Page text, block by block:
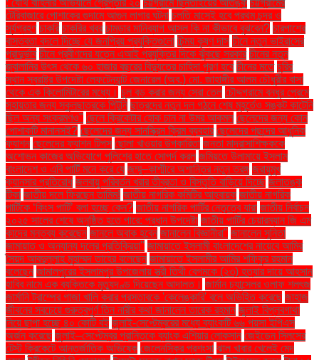
টেরিবাজারে পোশাকের গুদামে আগুন লাগার ঘটনা চলতি মাসেই হবে প্রথম চন্দ্র ও
সূর্যগ্রহণ চাকরি চাকরির খবর চামড়ার মানিব্যাগ আসল কি না কীভাবে বুঝবেন? চারপাশের
বাস্তবতা বদলে দিচ্ছে যে জনপ্রিয় প্রযুক্তিগুলো চিন্ময় কৃষ্ণ দাস চীনে নতুন ভাইরাসের
প্রাদুর্ভাব চীনে প্রবীণদের যত্নে এআই প্রযুক্তির দিকে ঝুঁকছে সরকার চীনের নতুন
জ্বালানির উৎস থেকে ৬০ হাজার বছরের বিদ্যুতের চাহিদা পূরণ হবে চীনের মতে চুরির
স্থান স্বরাষ্ট্র উপদেষ্টা লেফটেন্যান্ট জেনারেল (অব.) মো. জাহাঙ্গীর আলম চৌধুরীর বাসা
থেকে এক কিলোমিটারের মধ্যে। চুল বড় করার জন্য সেরা তেল চৌদ্দগ্রামে বন্ধুর প্রেমে
সহায়তার জন্য স্কুলছাত্রকে পিটুনি ছাত্রদের নতুন দল গঠনে শেষ মুহূর্তেও সঙ্কট কাটেনি
ছিল অন্য সংক্রমণও" ছেলে ক্রিকেটার হোক চান না উমর আকমল ছেলেদের জন্য কোন
পোশাকটি মানানসই? ছেলেদের জন্য সানস্ক্রিন ক্রিম ব্যবহার ছেলেদের পছন্দের আধুনিক
ফ্যাশন ছেলেদের ফ্যাশন টিপস ছোলা খাওয়ার উপকারিতা জনতা মাদ্রাসাশিক্ষককে
অশোভন কাজের অভিযোগে পুলিশের হাতে সোপর্দ করল জমিয়তে উলামায়ে ইসলাম
বাংলাদেশ ও এবি পার্টি মনে করে যে জম্মু–কাশ্মীরে অশান্তির নতুন তরঙ্গ জরায়ুমুখ
ক্যানসার প্রতিরোধ জলবায়ু পরিবর্তন খরার তীব্রতা ও বিস্তৃতি বাড়িয়ে দিচ্ছে জলাতঙ্ক
টিকা জাতীয় দলে ফিরছেন তামিম! জাতীয় নাগরিক কমিটির আহ্বায়ক জাতীয় নাগরিক
পার্টিকে ‘কিংস পার্টি’ বলা হচ্ছে কেন? জাতীয় নাগরিক পার্টির নেতৃত্বে যারা জাতীয় নির্বাচন
২০২৫ সালের শেষে অনুষ্ঠিত হতে পারে: প্রধান উপদেষ্টা জাতীয় পার্টির চেয়ারম্যান জি এম
কাদের মন্তব্য করেছেন জানলে অবাক হবেন জানালেন বিজ্ঞানীরা" জানালেন সুনিতা
জামায়াত ও অন্যান্য দলের প্রতিক্রিয়া'' জামায়াতে ইসলামী বাংলাদেশের নায়েবে আমির
সৈয়দ আবদুল্লাহ মুহাম্মদ তাহের বলেছেন জামায়াতে ইসলামীর আমির শফিকুর রহমান
বলেছেন জামালপুরের ইসলামপুর উপজেলায় স্ত্রী তিথী বেগমকে (২৩) হত্যার দায়ে আহসান
হাবিব নামে এক ব্যক্তিকে মৃত্যুদণ্ড দিয়েছেন আদালত। জার্মান চ্যান্সেলর ওলাফ শলৎজ
জার্মানি ট্রাম্পের গাজা খালি করার প্রস্তাবকে 'কেলেঙ্কারি' বলে অভিহিত করেছে জাহাজ
জীবনের সবচেয়ে গুরুত্বপূর্ণ তিন নারীর কথা জানালেন তারেক রহমান জুলাই বিপ্লবগাথা
নিয়ে ছাপা হচ্ছে ৪০ কোটি বই জুলাই-সেপ্টেম্বরের মধ্যে ব্যাংকটি ৬৬ পয়সা ইপিএস
অর্জন করেছে জুলাই–সেপ্টেম্বর প্রান্তিকে ব্যাংক এশিয়ার লোকসান জেইডেন সিলসের
টেস্ট ক্রিকেটে আন্তর্জাতিক অভিষেক জেলেনস্কির প্রশংসা ঝাল খাবার খেলেই মেদ